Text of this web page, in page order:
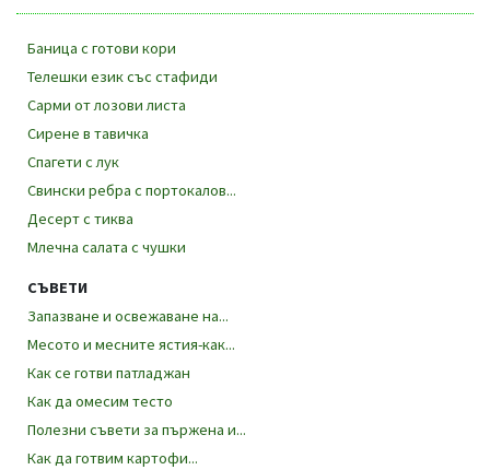
Баница с готови кори
Телешки език със стафиди
Сарми от лозови листа
Сирене в тавичка
Спагети с лук
Свински ребра с портокалов...
Десерт с тиква
Млечна салата с чушки
СЪВЕТИ
Запазване и освежаване на...
Месото и месните ястия-как...
Как се готви патладжан
Как да омесим тесто
Полезни съвети за пържена и...
Как да готвим картофи...